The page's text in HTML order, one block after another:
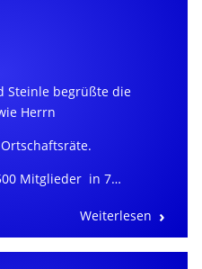
Steinle begrüßte die
Herrn
Mitglieder in 7…
Weiterlesen